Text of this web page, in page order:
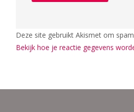
Deze site gebruikt Akismet om
Bekijk hoe je reactie gegevens